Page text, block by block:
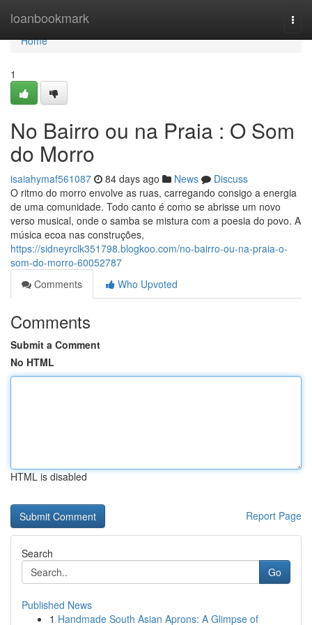
loanbookmark
Home
Home
1
No Bairro ou na Praia : O Som
do Morro
isaiahymaf561087 84 days ago News
Discuss
O ritmo do morro envolve as ruas, carregando consigo a energia
de uma comunidade. Todo canto é como se abrisse um novo
verso musical, onde o samba se mistura com a poesia do povo. A
música ecoa nas construções,
https://sidneyrclk351798.blogkoo.com/no-bairro-ou-na-praia-o-
som-do-morro-60052787
Comments
Who Upvoted
Comments
Submit a Comment
No HTML
HTML is disabled
Report Page
Search
Go
Published News
1 Handmade South Asian Aprons: A Glimpse of